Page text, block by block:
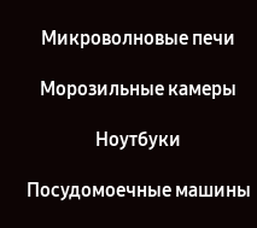
Микроволновые печи
Морозильные камеры
Ноутбуки
Посудомоечные машины